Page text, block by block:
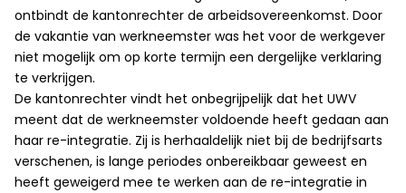
ontbindt de kantonrechter de arbeidsovereenkomst. Door
de vakantie van werkneemster was het voor de werkgever
niet mogelijk om op korte termijn een dergelijke verklaring
te verkrijgen.
De kantonrechter vindt het onbegrijpelijk dat het UWV
meent dat de werkneemster voldoende heeft gedaan aan
haar re-integratie. Zij is herhaaldelijk niet bij de bedrijfsarts
verschenen, is lange periodes onbereikbaar geweest en
heeft geweigerd mee te werken aan de re-integratie in